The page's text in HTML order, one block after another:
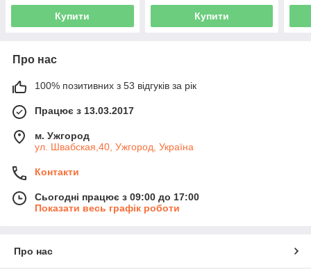
Купити Купити
Про нас
100% позитивних з 53 відгуків за рік
Працює з 13.03.2017
м. Ужгород
ул. Швабская,40, Ужгород, Україна
Контакти
Сьогодні працює з 09:00 до 17:00
Показати весь графік роботи
Про нас